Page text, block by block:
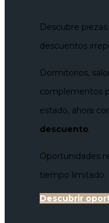
Descubre
descuentos
Dormitorios,
complementos
estado, ahora
descuento.
Oportunidades
tiempo limitado.
Descubrir